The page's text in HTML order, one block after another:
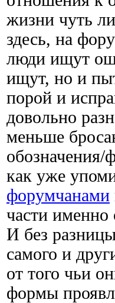
жизни чуть
здесь, на
люди ищут
ищут, но и
порой и
довольно
меньше
обозначения/
как уже
форумчанами
части
И без
самого и
от того чьи
формы